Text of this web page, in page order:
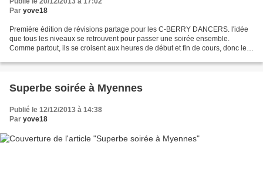
Par yove18
Première édition de révisions partage pour les C-BERRY DANCERS. l'idée
que tous les niveaux se retrouvent pour passer une soirée ensemble.
Comme partout, ils se croisent aux heures de début et fin de cours, donc leur
Superbe soirée à Myennes
Publié le 12/12/2013 à 14:38
Par yove18